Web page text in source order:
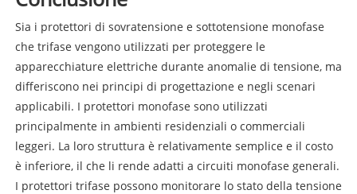
Sia i protettori di sovratensione e sottotensione monofase
che trifase vengono utilizzati per proteggere le
apparecchiature elettriche durante anomalie di tensione, ma
differiscono nei principi di progettazione e negli scenari
applicabili. I protettori monofase sono utilizzati
principalmente in ambienti residenziali o commerciali
leggeri. La loro struttura è relativamente semplice e il costo
è inferiore, il che li rende adatti a circuiti monofase generali.
I protettori trifase possono monitorare lo stato della tensione